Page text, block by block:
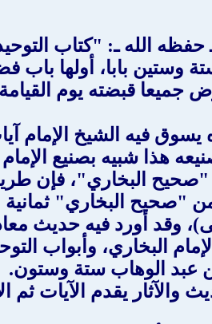
حفظه الله ـ: "كتاب
وستين بابا، أولها باب
جميعا قبضته يوم
يسوق فيه الشيخ
هذا شبيه بصنيع
البخاري"، فإن
"صحيح البخاري" ثمانية
وقد أورد فيه حديث
البخاري، وأبواب
عبد الوهاب ستة وستون.
والآثار يقدم الآيات